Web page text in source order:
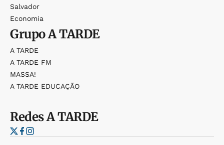
Salvador
Economia
GrupoA TARDE
A TARDE
A TARDE FM
MASSA!
A TARDE EDUCAÇÃO
RedesA TARDE